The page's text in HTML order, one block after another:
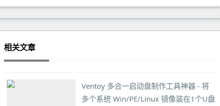
相关文章
Ventoy 多合一启动盘制作工具神器 - 将
多个系统 Win/PE/Linux 镜像装在1个U盘